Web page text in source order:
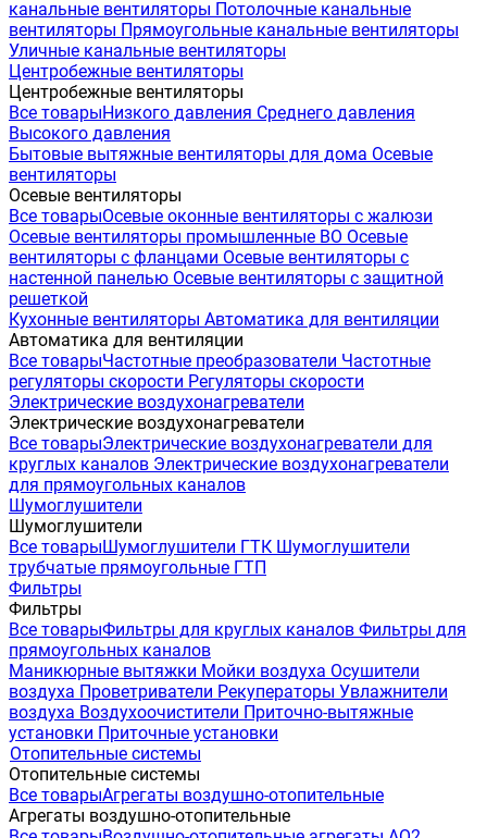
канальные вентиляторы Потолочные канальные
вентиляторы Прямоугольные канальные вентиляторы
Уличные канальные вентиляторы
Центробежные вентиляторы
Центробежные вентиляторы
Все товарыНизкого давления Среднего давления
Высокого давления
Бытовые вытяжные вентиляторы для дома Осевые
вентиляторы
Осевые вентиляторы
Все товарыОсевые оконные вентиляторы с жалюзи
Осевые вентиляторы промышленные ВО Осевые
вентиляторы с фланцами Осевые вентиляторы с
настенной панелью Осевые вентиляторы с защитной
решеткой
Кухонные вентиляторы Автоматика для вентиляции
Автоматика для вентиляции
Все товарыЧастотные преобразователи Частотные
регуляторы скорости Регуляторы скорости
Электрические воздухонагреватели
Электрические воздухонагреватели
Все товарыЭлектрические воздухонагреватели для
круглых каналов Электрические воздухонагреватели
для прямоугольных каналов
Шумоглушители
Шумоглушители
Все товарыШумоглушители ГТК Шумоглушители
трубчатые прямоугольные ГТП
Фильтры
Фильтры
Все товарыФильтры для круглых каналов Фильтры для
прямоугольных каналов
Маникюрные вытяжки Мойки воздуха Осушители
воздуха Проветриватели Рекуператоры Увлажнители
воздуха Воздухоочистители Приточно-вытяжные
установки Приточные установки
Отопительные системы
Отопительные системы
Все товарыАгрегаты воздушно-отопительные
Агрегаты воздушно-отопительные